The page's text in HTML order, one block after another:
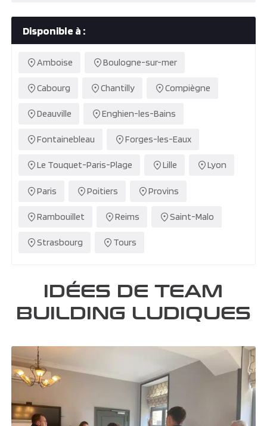
Disponible à :
Amboise Boulogne-sur-mer
Cabourg Chantilly Compiègne
Deauville Enghien-les-Bains
Fontainebleau Forges-les-Eaux
Le Touquet-Paris-Plage Lille Lyon
Paris Poitiers Provins
Rambouillet Reims Saint-Malo
Strasbourg Tours
IDÉES DE TEAM
BUILDING LUDIQUES